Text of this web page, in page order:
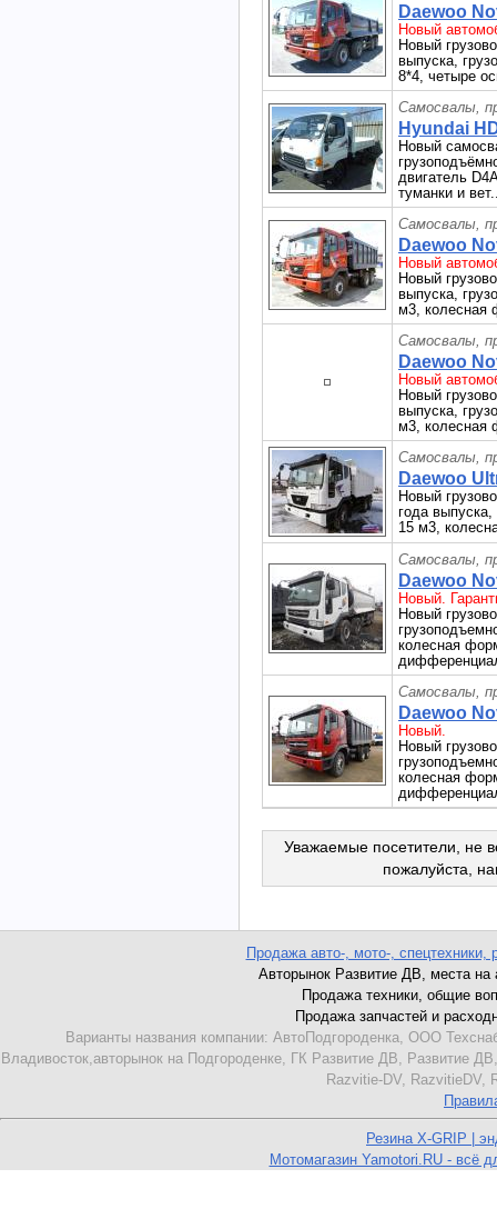
Daewoo
Новый
Новый
выпуска,
8*4, четыре
Самосвалы,
Hyundai
Новый
двигатель
туманки и
Самосвалы,
Daewoo
Новый
Новый
выпуска,
м3, колесная
Самосвалы,
Daewoo
Новый
Новый
выпуска,
м3, колесная
Самосвалы,
Daewoo
Новый
года
15 м3,
Самосвалы,
Daewoo
Новый.
Новый
колесная
Самосвалы,
Daewoo
Новый.
Новый
колесная
Уважаемые посетители, не
пожалуйста,
Продажа авто-, мото-, спецтехники,
Авторынок Развитие ДВ, места на
Продажа техники, общие
Продажа запчастей и
Варианты названия компании: АвтоПодгороденка, ООО
Владивосток,авторынок на Подгороденке, ГК Развитие ДВ,
Razvitie-DV, RazvitieDV,
Резина X-GRIP |
Мотомагазин Yamotori.RU - всё